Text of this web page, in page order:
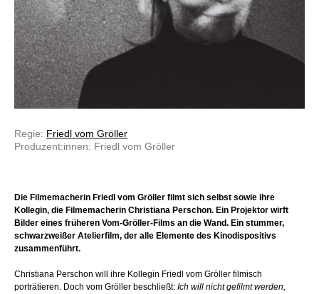
Regie: Friedl vom Gröller
Produzent:innen: Friedl vom Gröller
Die Filmemacherin Friedl vom Gröller filmt sich selbst sowie ihre
Kollegin, die Filmemacherin Christiana Perschon. Ein Projektor wirft
Bilder eines früheren Vom-Gröller-Films an die Wand. Ein stummer,
schwarzweißer Atelierfilm, der alle Elemente des Kinodispositivs
zusammenführt.
Christiana Perschon will ihre Kollegin Friedl vom Gröller filmisch
porträtieren. Doch vom Gröller beschließt: Ich will nicht gefilmt werden,